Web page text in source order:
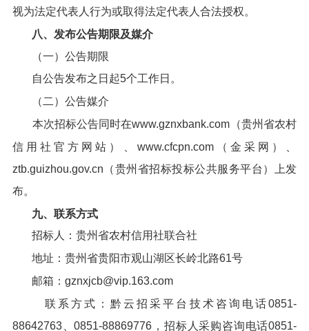
视为法定代表人行为或取得法定代表人合法授权。
八、发布公告期限及媒介
（一）公告期限
自公告发布之日起5个工作日。
（二）公告媒介
本次招标公告同时在www.gznxbank.com（贵州省农村
信用社官方网站）、www.cfcpn.com（金采网）、
ztb.guizhou.gov.cn（贵州省招标投标公共服务平台）上发
布。
九、联系方式
招标人：贵州省农村信用社联合社
地址：贵州省贵阳市观山湖区长岭北路61号
邮箱：gznxjcb@vip.163.com
联系方式：黔云招采平台技术咨询电话0851-
88642763、0851-88869776，招标人采购咨询电话0851-